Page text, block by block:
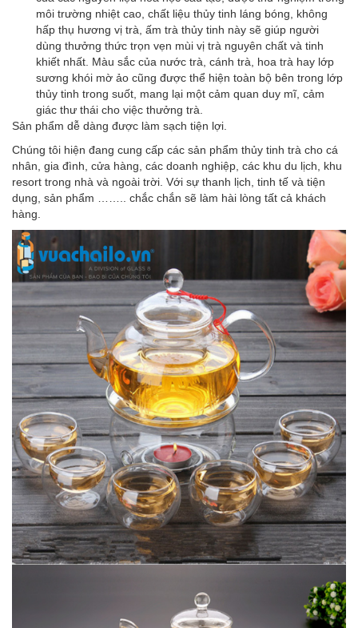
môi trường nhiệt cao, chất liệu thủy tinh láng bóng, không
hấp thụ hương vị trà, ấm trà thủy tinh này sẽ giúp người
dùng thưởng thức trọn vẹn mùi vị trà nguyên chất và tinh
khiết nhất. Màu sắc của nước trà, cánh trà, hoa trà hay lớp
sương khói mờ ảo cũng được thể hiện toàn bộ bên trong lớp
thủy tinh trong suốt, mang lại một cảm quan duy mĩ, cảm
giác thư thái cho việc thưởng trà.
Sản phẩm dễ dàng được làm sạch tiện lợi.
Chúng tôi hiện đang cung cấp các sản phẩm thủy tinh trà cho cá
nhân, gia đình, cửa hàng, các doanh nghiệp, các khu du lịch, khu
resort trong nhà và ngoài trời. Với sự thanh lịch, tinh tế và tiện
dụng, sản phẩm …….. chắc chắn sẽ làm hài lòng tất cả khách
hàng.